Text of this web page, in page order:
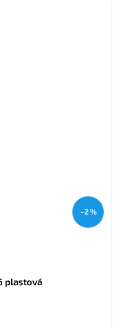
–2 %
plastová